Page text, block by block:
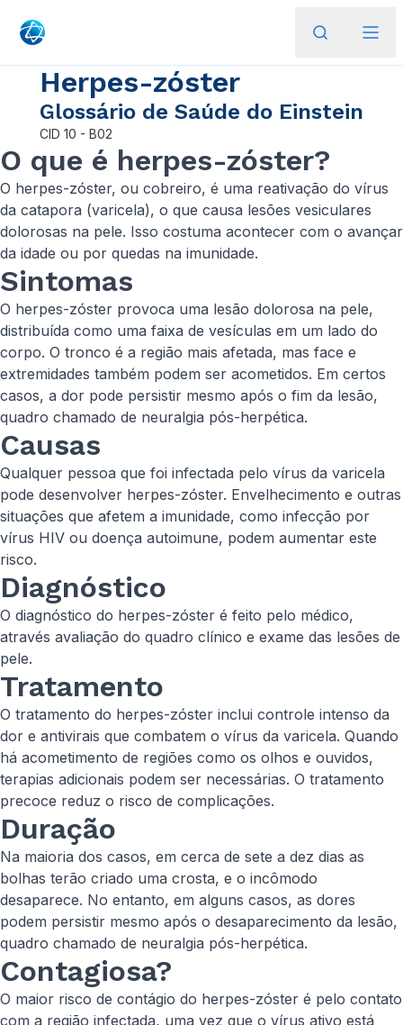
Herpes-zóster
Glossário de Saúde do Einstein
CID 10 - B02
O que é herpes-zóster?
O herpes-zóster, ou cobreiro, é uma reativação do vírus
da catapora (varicela), o que causa lesões vesiculares
dolorosas na pele. Isso costuma acontecer com o avançar
da idade ou por quedas na imunidade.
Sintomas
O herpes-zóster provoca uma lesão dolorosa na pele,
distribuída como uma faixa de vesículas em um lado do
corpo. O tronco é a região mais afetada, mas face e
extremidades também podem ser acometidos. Em certos
casos, a dor pode persistir mesmo após o fim da lesão,
quadro chamado de neuralgia pós-herpética.
Causas
Qualquer pessoa que foi infectada pelo vírus da varicela
pode desenvolver herpes-zóster. Envelhecimento e outras
situações que afetem a imunidade, como infecção por
vírus HIV ou doença autoimune, podem aumentar este
risco.
Diagnóstico
O diagnóstico do herpes-zóster é feito pelo médico,
através avaliação do quadro clínico e exame das lesões de
pele.
Tratamento
O tratamento do herpes-zóster inclui controle intenso da
dor e antivirais que combatem o vírus da varicela. Quando
há acometimento de regiões como os olhos e ouvidos,
terapias adicionais podem ser necessárias. O tratamento
precoce reduz o risco de complicações.
Duração
Na maioria dos casos, em cerca de sete a dez dias as
bolhas terão criado uma crosta, e o incômodo
desaparece. No entanto, em alguns casos, as dores
podem persistir mesmo após o desaparecimento da lesão,
quadro chamado de neuralgia pós-herpética.
Contagiosa?
O maior risco de contágio do herpes-zóster é pelo contato
com a região infectada, uma vez que o vírus ativo está